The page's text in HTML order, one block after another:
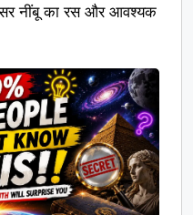
नींबू का रस और आवश्यक